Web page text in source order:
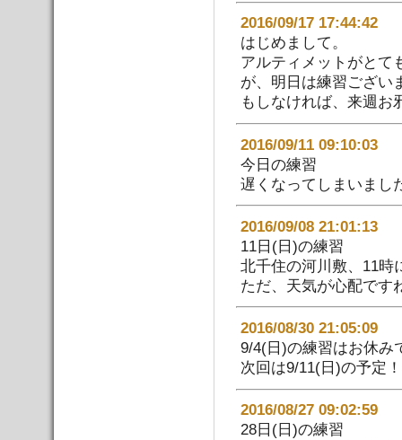
2016/09/17
はじめまして。
アルティメットがとて
が、明日は練習ござい
もしなければ、来週お
2016/09/11
今日の練習
遅くなってしまいまし
2016/09/08
11日(日)の練習
北千住の河川敷、11時
ただ、天気が心配です
2016/08/30
9/4(日)の練習はお休み
次回は9/11(日)の予定！
2016/08/27
28日(日)の練習